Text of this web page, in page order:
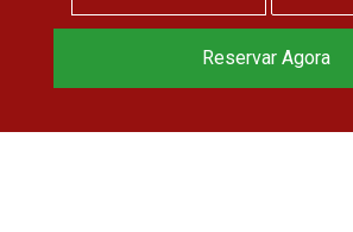
Reserve agora, com
Reservar Agora